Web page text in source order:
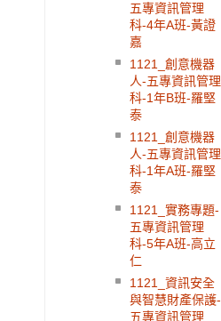
五專資訊管理
科-4年A班-黃證
嘉
1121_創意機器
人-五專資訊管理
科-1年B班-羅堅
泰
1121_創意機器
人-五專資訊管理
科-1年A班-羅堅
泰
1121_實務專題-
五專資訊管理
科-5年A班-高立
仁
1121_資訊安全
與智慧財產保護-
五專資訊管理